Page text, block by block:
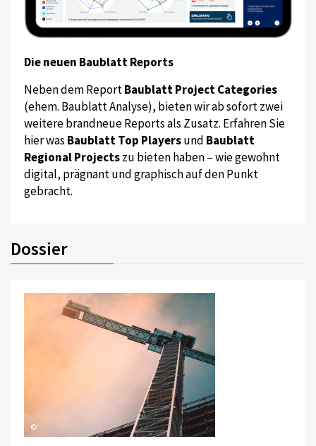
Die neuen Baublatt Reports
Neben dem ReportBaublatt Project Categories
(ehem. Baublatt Analyse), bieten wir ab sofort zwei
weitere brandneue Reports als Zusatz. Erfahren Sie
hier was Baublatt Top Playersund Baublatt
Regional Projectszu bieten haben – wie gewohnt
digital, prägnant und graphisch auf den Punkt
gebracht.
Dossier
©